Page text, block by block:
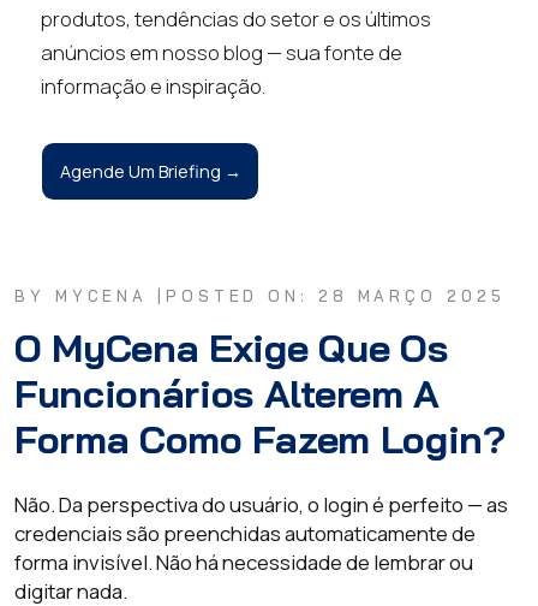
produtos, tendências do setor e os últimos
anúncios em nosso blog — sua fonte de
informação e inspiração.
Agende Um Briefing →
BY MYCENA | POSTED ON: 28 MARÇO 2025
O MyCena Exige Que Os
Funcionários Alterem A
Forma Como Fazem Login?
Não. Da perspectiva do usuário, o login é perfeito — as
credenciais são preenchidas automaticamente de
forma invisível. Não há necessidade de lembrar ou
digitar nada.